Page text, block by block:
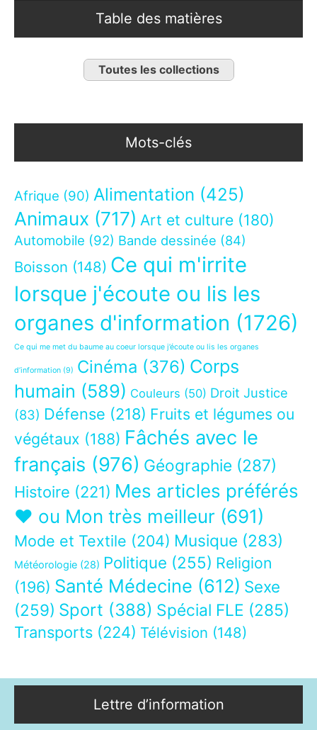
Table des matières
Toutes les collections
Mots-clés
Afrique (90) Alimentation (425)
Animaux (717) Art et culture (180)
Automobile (92) Bande dessinée (84)
Boisson (148) Ce qui m'irrite
lorsque j'écoute ou lis les
organes d'information (1726)
Ce qui me met du baume au coeur lorsque j’écoute ou lis les organes
d’information (9) Cinéma (376) Corps
humain (589) Couleurs (50) Droit Justice
(83) Défense (218) Fruits et légumes ou
végétaux (188) Fâchés avec le
français (976) Géographie (287)
Histoire (221) Mes articles préférés
❤ ou Mon très meilleur (691)
Mode et Textile (204) Musique (283)
Météorologie (28) Politique (255) Religion
(196) Santé Médecine (612) Sexe
(259) Sport (388) Spécial FLE (285)
Transports (224) Télévision (148)
Lettre d’information